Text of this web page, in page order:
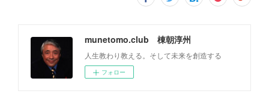
munetomo.club 棟朝淳州
人生教わり教える。そして未来を創造する
フォロー